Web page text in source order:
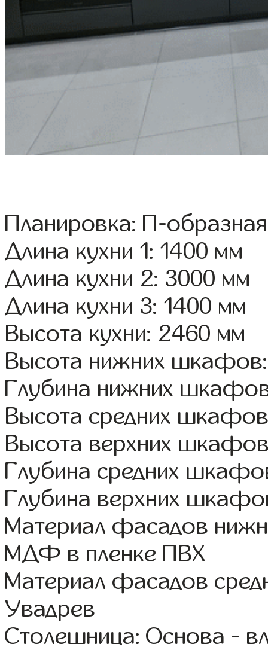
Планировка: П-образная
Длина кухни 1: 1400 мм
Длина кухни 2: 3000 мм
Длина кухни 3: 1400 мм
Высота кухни: 2460 мм
Высота нижних
Глубина нижних
Высота средних
Высота верхних
Глубина средних
Глубина верхних
Материал фасадов
МДФ в пленке ПВХ
Материал фасадов
Увадрев
Столешница: Основа -